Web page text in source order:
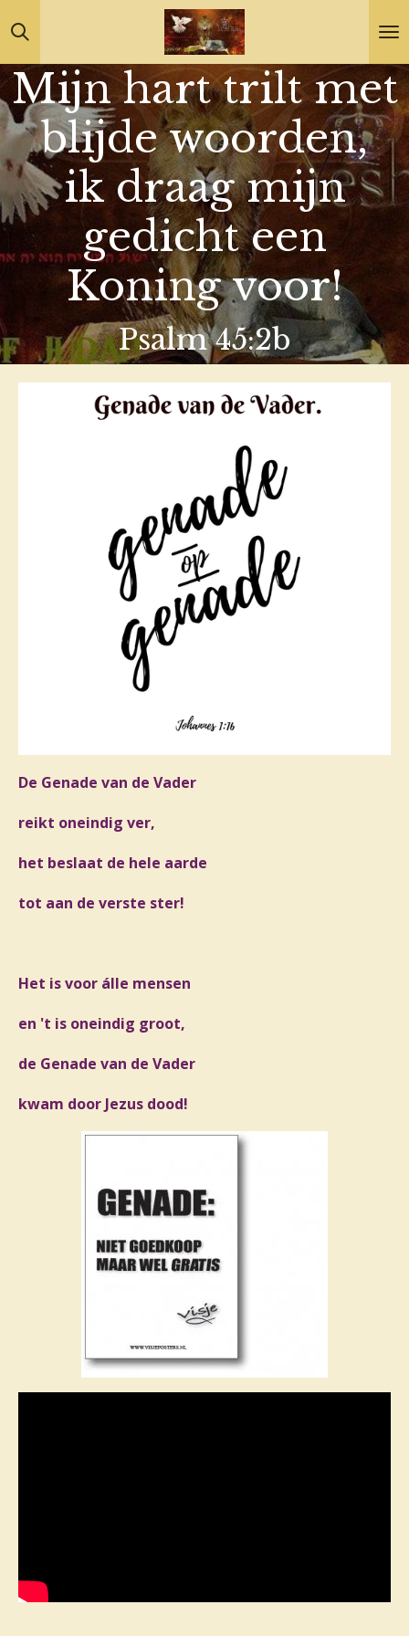
Ga
direct
naar
de
hoofdinhoud
Mijn hart trilt met
blijde woorden,
ik draag mijn
gedicht een
Koning voor!
Psalm 45:2b
De Genade van de Vader
reikt oneindig ver,
het beslaat de hele aarde
tot aan de verste ster!
Het is voor álle mensen
en 't is oneindig groot,
de Genade van de Vader
kwam door Jezus dood!